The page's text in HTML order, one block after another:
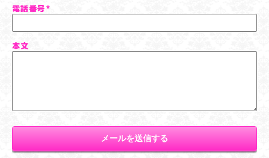
電話番号*
本文